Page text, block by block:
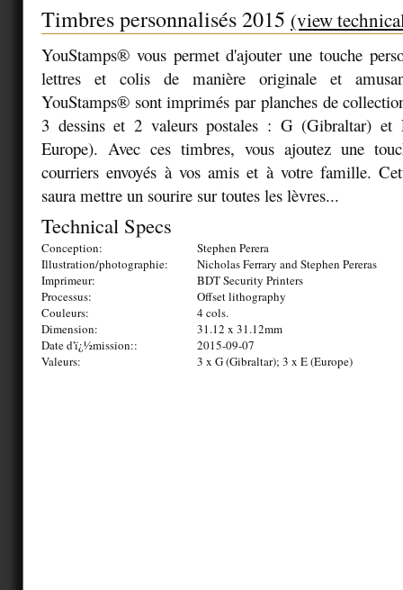
Timbres personnalisés 2015 (view
YouStamps® vous permet d'ajouter une touche
lettres et colis de manière originale et
YouStamps® sont imprimés par planches de
3 dessins et 2 valeurs postales : G (Gibraltar) et
Europe). Avec ces timbres, vous ajoutez une
courriers envoyés à vos amis et à votre famille.
saura mettre un sourire sur toutes les lèvres...
Technical Specs
Conception:
Stephen Perera
Illustration/photographie:
Nicholas Ferrary and Stephen Pereras
Imprimeur:
BDT Security Printers
Processus:
Offset lithography
Couleurs:
4 cols.
Dimension:
31.12 x 31.12mm
Date d'ï¿½mission::
2015-09-07
Valeurs:
3 x G (Gibraltar); 3 x E (Europe)